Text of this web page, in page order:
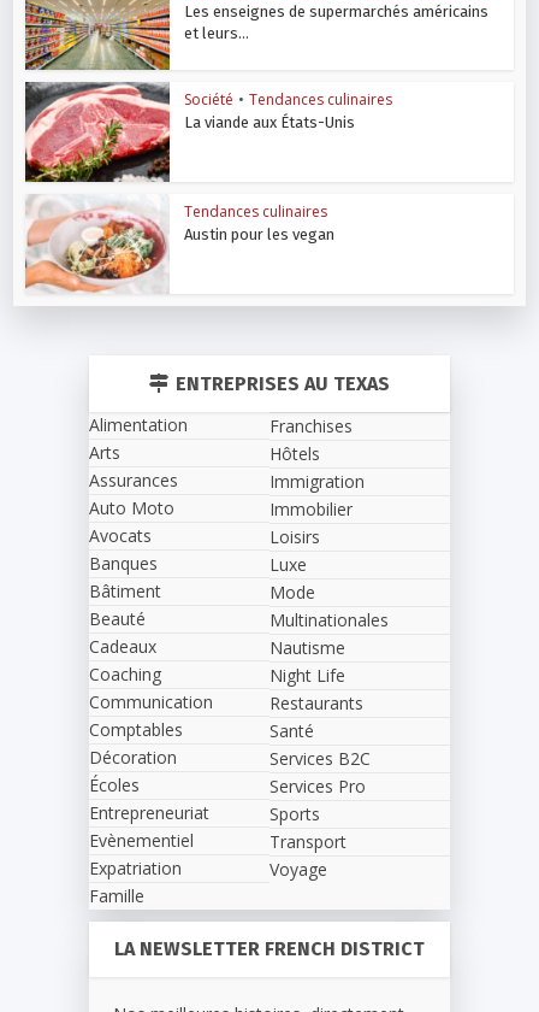
Les enseignes de supermarchés américains
et leurs...
Société • Tendances culinaires
La viande aux États-Unis
Tendances culinaires
Austin pour les vegan
ENTREPRISES AU TEXAS
Alimentation
Arts
Assurances
Auto Moto
Avocats
Banques
Bâtiment
Beauté
Cadeaux
Coaching
Communication
Comptables
Décoration
Écoles
Entrepreneuriat
Evènementiel
Expatriation
Famille
Franchises
Hôtels
Immigration
Immobilier
Loisirs
Luxe
Mode
Multinationales
Nautisme
Night Life
Restaurants
Santé
Services B2C
Services Pro
Sports
Transport
Voyage
LA NEWSLETTER FRENCH DISTRICT